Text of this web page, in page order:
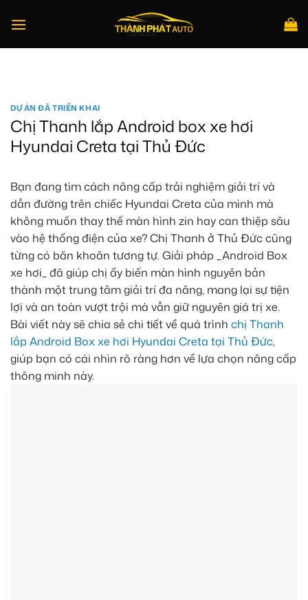
qua
DỰ ÁN ĐÃ TRIỂN KHAI
Chị Thanh lắp Android box xe hơi
Hyundai Creta tại Thủ Đức
Bạn đang tìm cách nâng cấp trải nghiệm giải trí và
dẫn đường trên chiếc Hyundai Creta của mình mà
không muốn thay thế màn hình zin hay can thiệp sâu
vào hệ thống điện của xe? Chị Thanh ở Thủ Đức cũng
từng có băn khoăn tương tự. Giải pháp _Android Box
xe hơi_ đã giúp chị ấy biến màn hình nguyên bản
thành một trung tâm giải trí đa năng, mang lại sự tiện
lợi và an toàn vượt trội mà vẫn giữ nguyên giá trị xe.
Bài viết này sẽ chia sẻ chi tiết về quá trình chị Thanh
lắp Android Box xe hơi Hyundai Creta tại Thủ Đức,
giúp bạn có cái nhìn rõ ràng hơn về lựa chọn nâng cấp
thông minh này.